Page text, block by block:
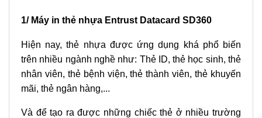
1/ Máy in thẻ nhựa Entrust Datacard SD360
Hiện nay, thẻ nhựa được ứng dụng khá phổ biến
trên nhiều ngành nghề như: Thẻ ID, thẻ học sinh, thẻ
nhân viên, thẻ bệnh viện, thẻ thành viên, thẻ khuyến
mãi, thẻ ngân hàng,...
Và để tạo ra được những chiếc thẻ ở nhiều trường